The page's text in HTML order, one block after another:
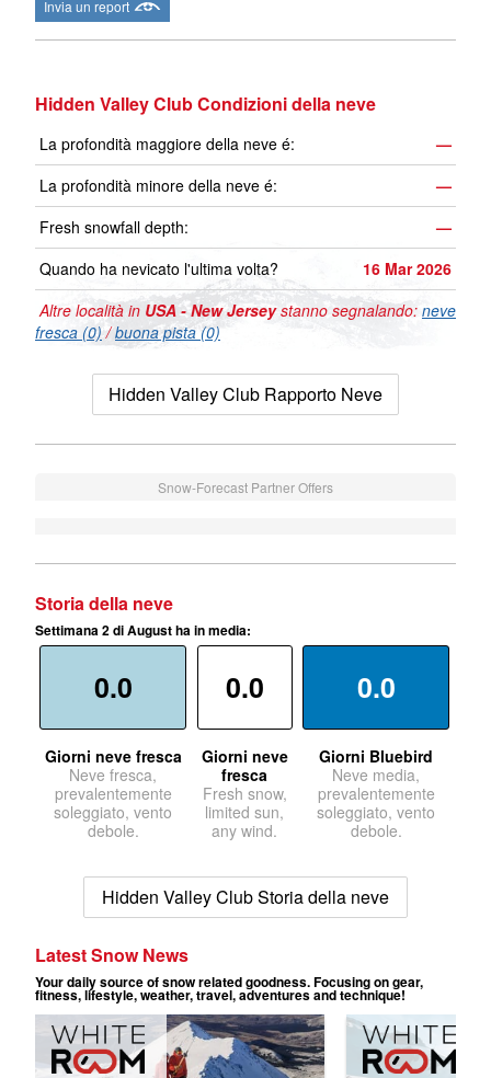
Invia un report
Hidden Valley Club Condizioni della neve
La profondità maggiore della neve é:
—
La profondità minore della neve é:
—
Fresh snowfall depth:
—
Quando ha nevicato l'ultima volta?
16 Mar 2026
Altre località in USA - New Jerseystanno segnalando: neve
fresca (0)/buona pista (0)
Hidden Valley Club Rapporto Neve
Snow-Forecast Partner Offers
Storia della neve
Settimana 2 di August ha in media:
0.0
Giorni neve fresca
Neve fresca,
prevalentemente
soleggiato, vento
debole.
0.0
Giorni neve
fresca
Fresh snow,
limited sun,
any wind.
0.0
Giorni Bluebird
Neve media,
prevalentemente
soleggiato, vento
debole.
Hidden Valley Club Storia della neve